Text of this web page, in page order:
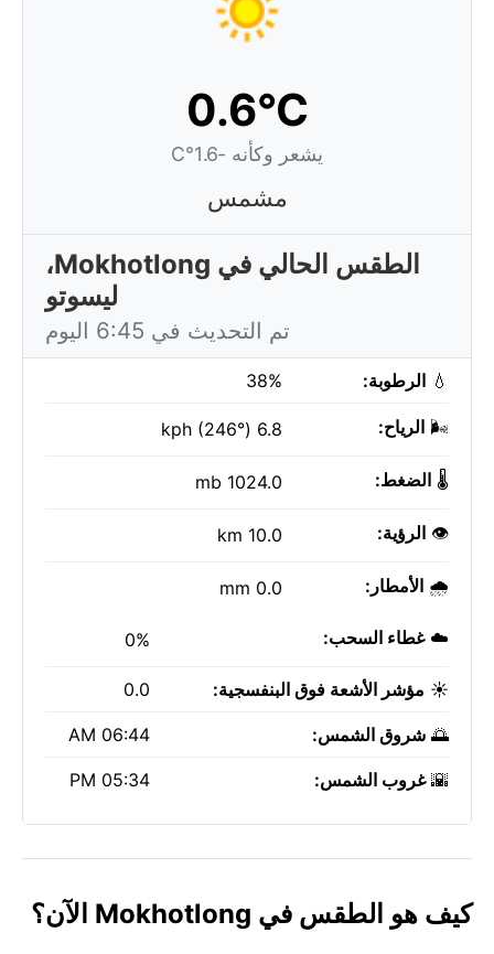
0.6°C
يشعر وكأنه -1.6°C
مشمس
الطقس الحالي في Mokhotlong،
ليسوتو
تم التحديث في 6:45 اليوم
💧 الرطوبة: 38%
🌬️ الرياح: 6.8 kph (246°)
🌡️ الضغط: 1024.0 mb
👁️ الرؤية: 10.0 km
🌧️ الأمطار: 0.0 mm
☁️غطاء السحب: 0%
☀️ مؤشر الأشعة فوق البنفسجية: 0.0
🌅 شروق الشمس: 06:44 AM
🌇غروب الشمس: 05:34 PM
كيف هو الطقس في Mokhotlong الآن؟